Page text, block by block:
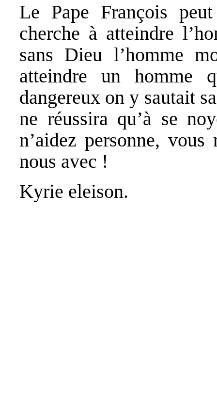
Le Pape François
cherche à atteindre
sans Dieu l’homme
atteindre un homme
dangereux on y sautait
ne réussira qu’à se
n’aidez personne,
nous avec !
Kyrie eleison.